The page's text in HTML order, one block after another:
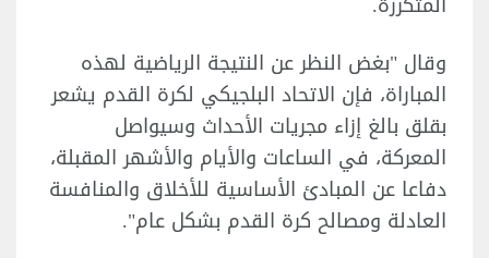
وقال "بغض النظر عن النتيجة الرياضية لهذه
المباراة، فإن الاتحاد البلجيكي لكرة القدم يشعر
بقلق بالغ إزاء مجريات الأحداث ⁠وسيواصل ​
المعركة، في الساعات والأيام والأشهر المقبلة، ​
دفاعا عن المبادئ الأساسية للأخلاق والمنافسة
العادلة ومصالح كرة القدم بشكل عام".